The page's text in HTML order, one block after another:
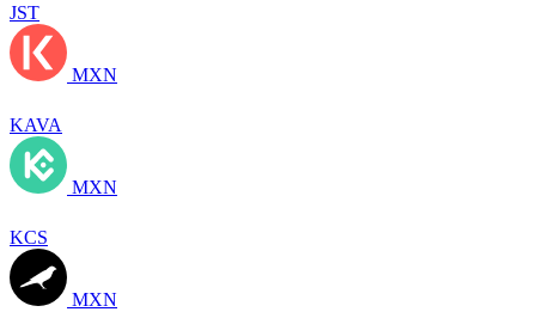
JST
MXN
KAVA
MXN
KCS
MXN